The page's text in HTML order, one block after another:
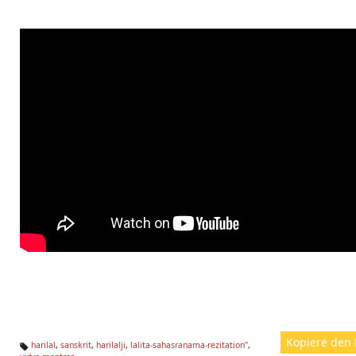
Kopiere den
harilal, sanskrit, harilalji, lalita-sahasranama-rezitation",